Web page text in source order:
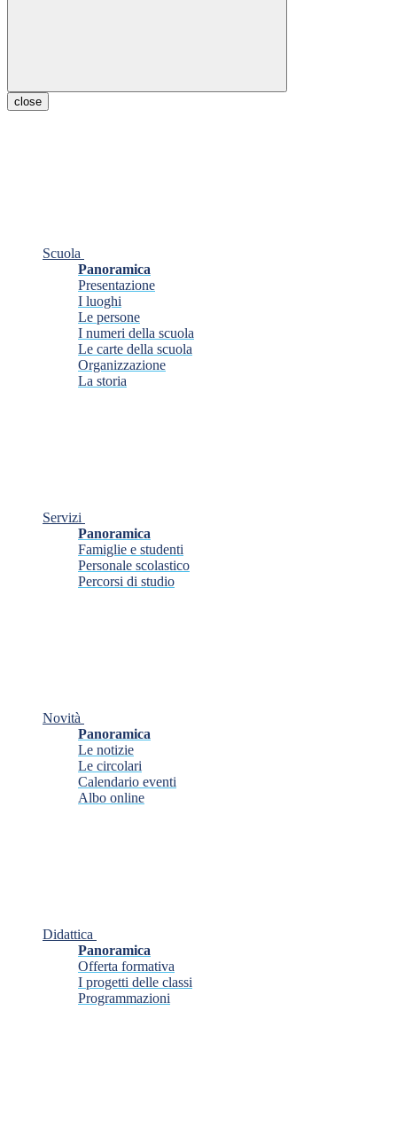
close
Scuola
Panoramica
Presentazione
I luoghi
Le persone
I numeri della scuola
Le carte della scuola
Organizzazione
La storia
Servizi
Panoramica
Famiglie e studenti
Personale scolastico
Percorsi di studio
Novità
Panoramica
Le notizie
Le circolari
Calendario eventi
Albo online
Didattica
Panoramica
Offerta formativa
I progetti delle classi
Programmazioni